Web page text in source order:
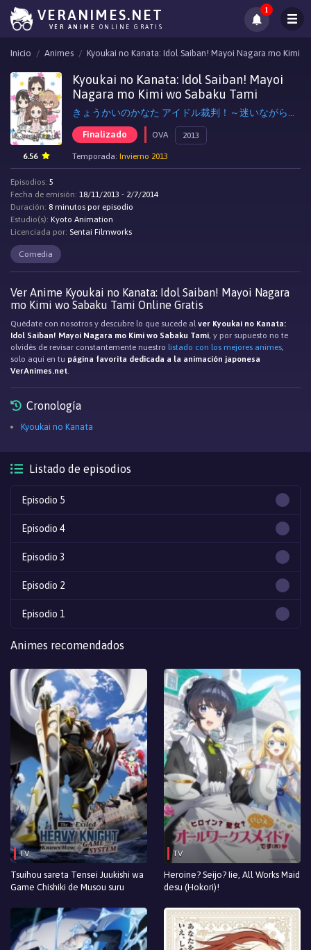
VERANIMES.NET
VER ANIME ONLINE GRATIS
1
Inicio Animes Kyoukai no Kanata: Idol Saiban! Mayoi Nagara mo Kimi
Kyoukai no Kanata: Idol Saiban! Mayoi
Nagara mo Kimi wo Sabaku Tami
Finalizado OVA 2013
Temporada: Invierno 2013
6.56
Episodios: 5
Fecha de emisión: 18/11/2013 - 2/7/2014
Duración: 8 minutos por episodio
Estudio(s): Kyoto Animation
Licenciada por: Sentai Filmworks
Comedia
Ver Anime Kyoukai no Kanata: Idol Saiban! Mayoi Nagara
mo Kimi wo Sabaku Tami Online Gratis
Quédate con nosotros y descubre lo que sucede alver Kyoukai no Kanata:
Idol Saiban! Mayoi Nagara mo Kimi wo Sabaku Tami, y por supuesto no te
olvidés de revisar constantemente nuestro listado con los mejores animes,
solo aqui en tu página favorita dedicada a la animación japonesa
VerAnimes.net.
Cronología
Kyoukai no Kanata
Listado de episodios
Episodio 5
Episodio 4
Episodio 3
Episodio 2
Episodio 1
Animes recomendados
TV
Tsuihou sareta Tensei Juukishi wa
Game Chishiki de Musou suru
TV
Heroine? Seijo? Iie, All Works Maid
desu (Hokori)!